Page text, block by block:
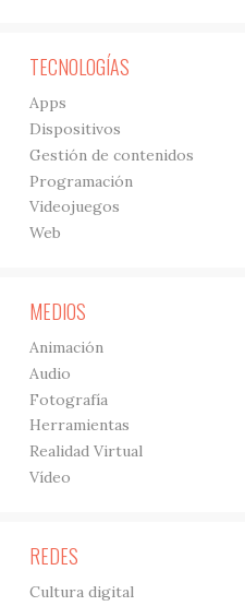
TECNOLOGÍAS
Apps
Dispositivos
Gestión de contenidos
Programación
Videojuegos
Web
MEDIOS
Animación
Audio
Fotografía
Herramientas
Realidad Virtual
Vídeo
REDES
Cultura digital